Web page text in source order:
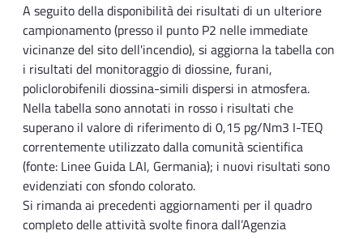
A seguito della disponibilità dei risultati di un ulteriore
campionamento (presso il punto P2 nelle immediate
vicinanze del sito dell'incendio), si aggiorna la tabella con
i risultati del monitoraggio di diossine, furani,
policlorobifenili diossina-simili dispersi in atmosfera.
Nella tabella sono annotati in rosso i risultati che
superano il valore di riferimento di 0,15 pg/Nm3 I-TEQ
correntemente utilizzato dalla comunità scientifica
(fonte: Linee Guida LAI, Germania); i nuovi risultati sono
evidenziati con sfondo colorato.
Si rimanda ai precedenti aggiornamenti per il quadro
completo delle attività svolte finora dall’Agenzia